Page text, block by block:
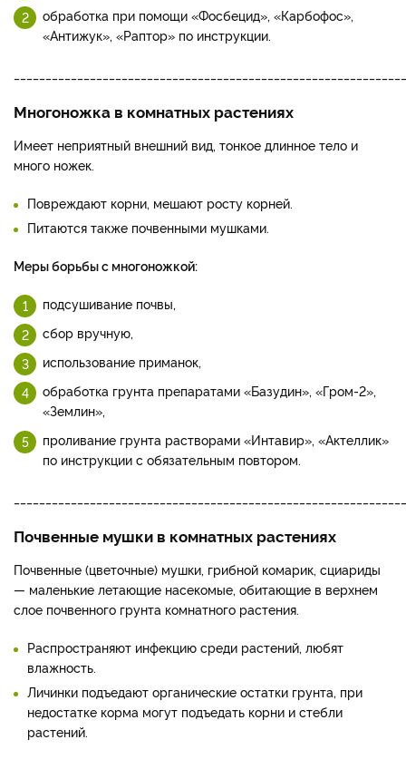
обработка при помощи «Фосбецид», «Карбофос»,
«Антижук», «Раптор» по инструкции.
Многоножка в комнатных растениях
Имеет неприятный внешний вид, тонкое длинное тело и
много ножек.
Повреждают корни, мешают росту корней.
Питаются также почвенными мушками.
Меры борьбы с многоножкой:
подсушивание почвы,
сбор вручную,
использование приманок,
обработка грунта препаратами «Базудин», «Гром-2»,
«Землин»,
проливание грунта растворами «Интавир», «Актеллик»
по инструкции с обязательным повтором.
Почвенные мушки в комнатных растениях
Почвенные (цветочные) мушки, грибной комарик, сциариды
— маленькие летающие насекомые, обитающие в верхнем
слое почвенного грунта комнатного растения.
Распространяют инфекцию среди растений, любят
влажность.
Личинки подъедают органические остатки грунта, при
недостатке корма могут подъедать корни и стебли
растений.